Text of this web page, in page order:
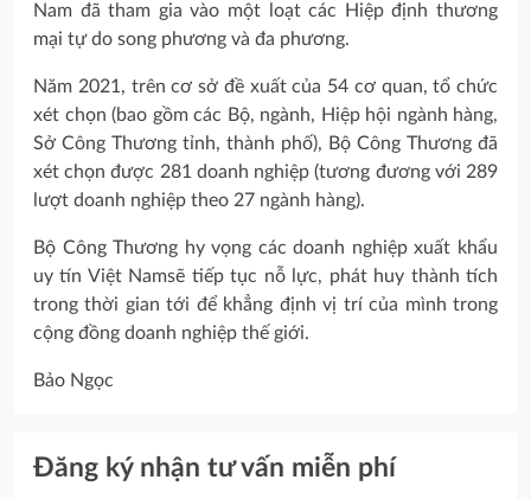
Nam đã tham gia vào một loạt các Hiệp định thương
mại tự do song phương và đa phương.
Năm 2021, trên cơ sở đề xuất của 54 cơ quan, tổ chức
xét chọn (bao gồm các Bộ, ngành, Hiệp hội ngành hàng,
Sở Công Thương tỉnh, thành phố), Bộ Công Thương đã
xét chọn được 281 doanh nghiệp (tương đương với 289
lượt doanh nghiệp theo 27 ngành hàng).
Bộ Công Thương hy vọng các doanh nghiệp xuất khẩu
uy tín Việt Namsẽ tiếp tục nỗ lực, phát huy thành tích
trong thời gian tới để khẳng định vị trí của mình trong
cộng đồng doanh nghiệp thế giới.
Bảo Ngọc
Đăng ký nhận tư vấn miễn phí